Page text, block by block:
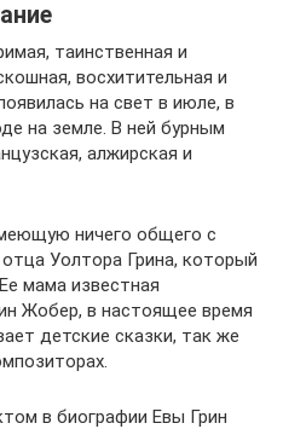
таинственная и
восхитительная и
на свет в июле, в
на земле. В ней бурным
алжирская и
ничего общего с
Уолтора Грина, который
мама известная
Жобер, в настоящее время
детские сказки, так же
в биографии Евы Грин